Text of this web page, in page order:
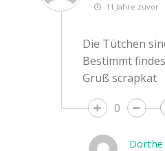
11 Jahre zuvor
Die Tütchen
Bestimmt
Gruß scrapkat
0
Dörthe